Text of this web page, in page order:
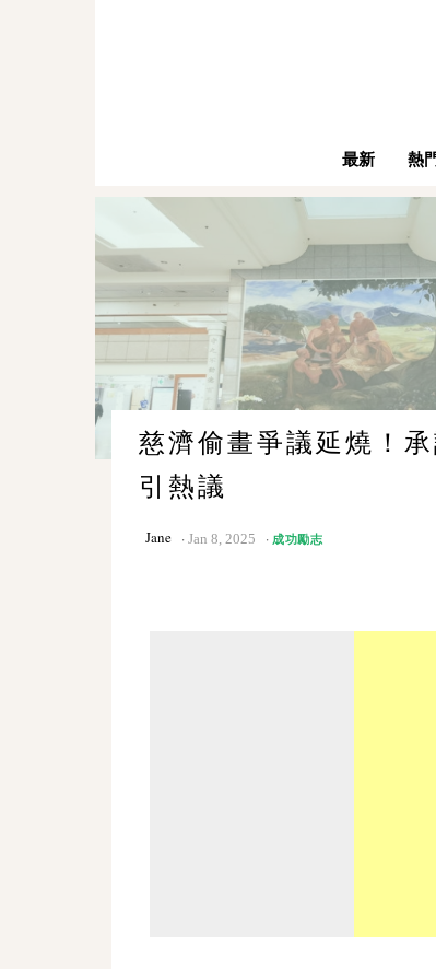
最新 熱
慈濟偷畫爭議延燒！
引熱議
Jane Jan 8, 2025 成功勵志